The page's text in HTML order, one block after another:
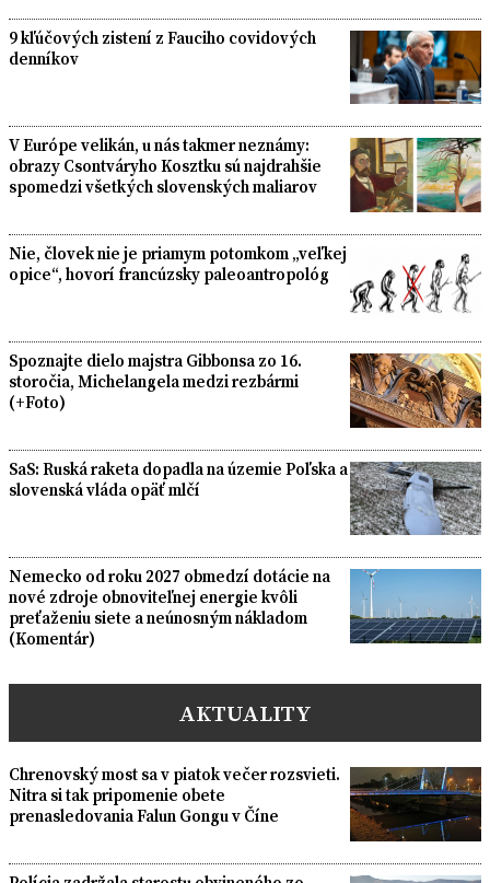
9 kľúčových zistení z Fauciho covidových
denníkov
V Európe velikán, u nás takmer neznámy:
obrazy Csontváryho Kosztku sú najdrahšie
spomedzi všetkých slovenských maliarov
Nie, človek nie je priamym potomkom „veľkej
opice“, hovorí francúzsky paleoantropológ
Spoznajte dielo majstra Gibbonsa zo 16.
storočia, Michelangela medzi rezbármi
(+Foto)
SaS: Ruská raketa dopadla na územie Poľska a
slovenská vláda opäť mlčí
Nemecko od roku 2027 obmedzí dotácie na
nové zdroje obnoviteľnej energie kvôli
preťaženiu siete a neúnosným nákladom
(Komentár)
AKTUALITY
Chrenovský most sa v piatok večer rozsvieti.
Nitra si tak pripomenie obete
prenasledovania Falun Gongu v Číne